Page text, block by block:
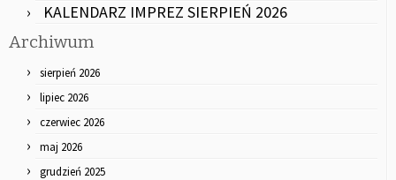
KALENDARZ IMPREZ SIERPIEŃ 2026
Archiwum
sierpień 2026
lipiec 2026
czerwiec 2026
maj 2026
grudzień 2025